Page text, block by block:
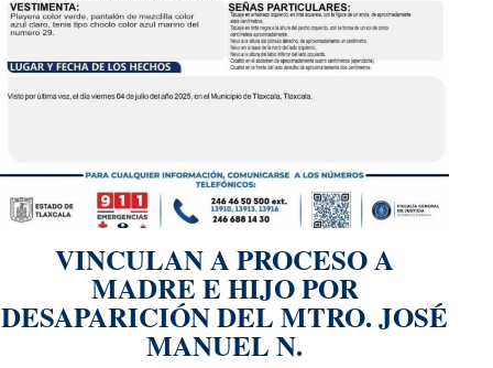
VINCULAN A PROCESO A
MADRE E HIJO POR
DESAPARICIÓN DEL MTRO. JOSÉ
MANUEL N.